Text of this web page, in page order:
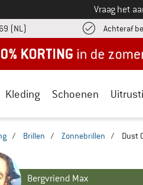
Vraag het
(NL) Achteraf
Kleding Schoenen
/ Brillen / Zonnebrillen / Dust
Bergvriend Max